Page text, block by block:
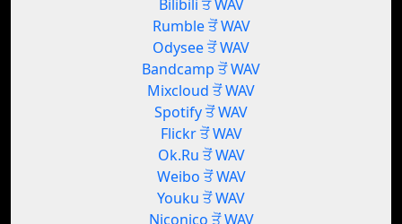
Bilibili ਤੋਂ WAV
Rumble ਤੋਂ WAV
Odysee ਤੋਂ WAV
Bandcamp ਤੋਂ WAV
Mixcloud ਤੋਂ WAV
Spotify ਤੋਂ WAV
Flickr ਤੋਂ WAV
Ok.Ru ਤੋਂ WAV
Weibo ਤੋਂ WAV
Youku ਤੋਂ WAV
Niconico ਤੋਂ WAV